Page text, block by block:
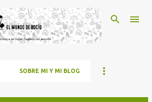
Ir al contenido principal
SOBRE MI Y MI BLOG